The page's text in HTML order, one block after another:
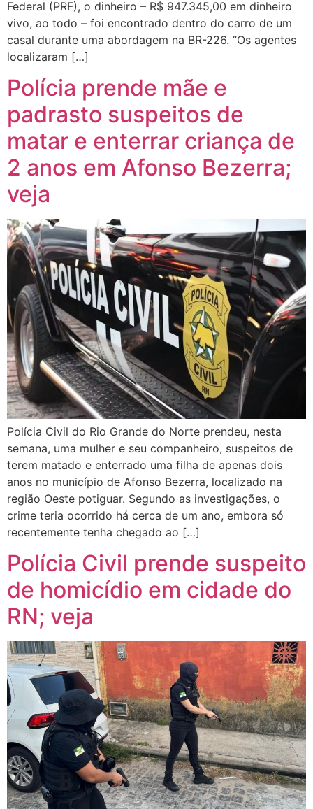
Federal (PRF), o dinheiro – R$ 947.345,00 em dinheiro
vivo, ao todo – foi encontrado dentro do carro de um
casal durante uma abordagem na BR-226. “Os agentes
localizaram […]
Polícia prende mãe e
padrasto suspeitos de
matar e enterrar criança de
2 anos em Afonso Bezerra;
veja
Polícia Civil do Rio Grande do Norte prendeu, nesta
semana, uma mulher e seu companheiro, suspeitos de
terem matado e enterrado uma filha de apenas dois
anos no município de Afonso Bezerra, localizado na
região Oeste potiguar. Segundo as investigações, o
crime teria ocorrido há cerca de um ano, embora só
recentemente tenha chegado ao […]
Polícia Civil prende suspeito
de homicídio em cidade do
RN; veja